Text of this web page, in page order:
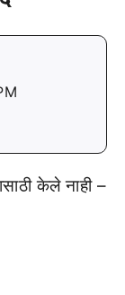
केले नाही –